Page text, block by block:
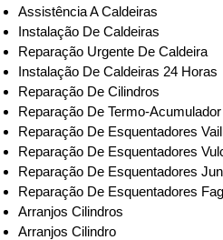
Assistência A Caldeiras
Instalação De Caldeiras
Reparação Urgente De Caldeira
Instalação De Caldeiras 24 Horas
Reparação De Cilindros
Reparação De Termo-Acumulador
Reparação De Esquentadores
Reparação De Esquentadores
Reparação De Esquentadores
Reparação De Esquentadores
Arranjos Cilindros
Arranjos Cilindro